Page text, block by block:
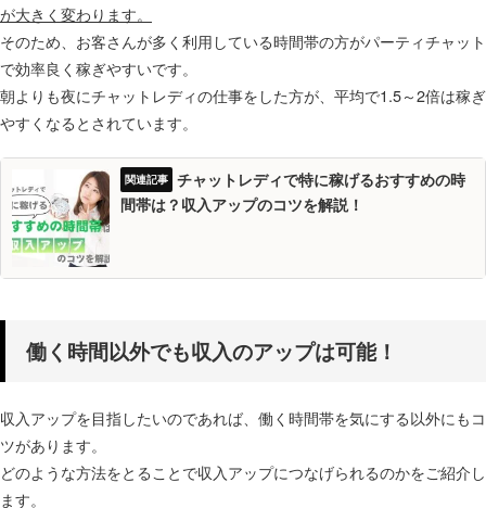
が大きく変わります。
そのため、お客さんが多く利用している時間帯の方がパーティチャット
で効率良く稼ぎやすいです。
朝よりも夜にチャットレディの仕事をした方が、平均で1.5～2倍は稼ぎ
やすくなるとされています。
チャットレディで特に稼げるおすすめの時
間帯は？収入アップのコツを解説！
働く時間以外でも収入のアップは可能！
収入アップを目指したいのであれば、働く時間帯を気にする以外にもコ
ツがあります。
どのような方法をとることで収入アップにつなげられるのかをご紹介し
ます。